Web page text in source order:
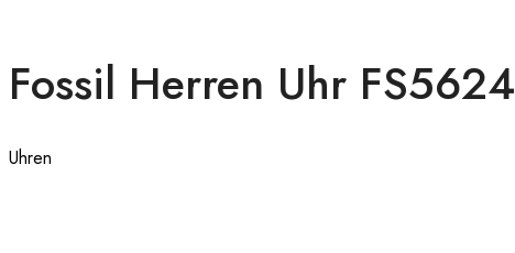
Fossil Herren Uhr FS5624
Uhren